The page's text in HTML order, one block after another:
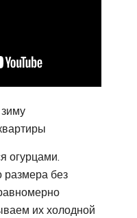
огурцами.
без
их холодной